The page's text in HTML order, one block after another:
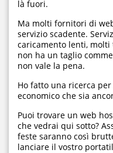
là fuori.
Ma molti fornitori di
servizio scadente.
caricamento lenti,
non ha un taglio
non vale la pena.
Ho fatto una ricerca
economico che sia
Puoi trovare un web
che vedrai qui sotto?
feste saranno così
lanciare il vostro